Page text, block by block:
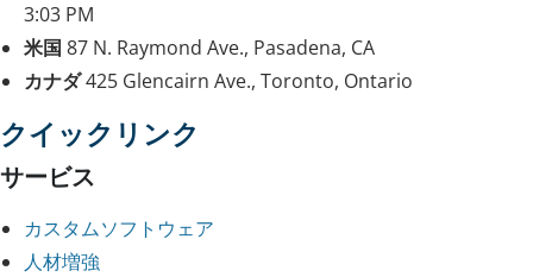
3:03 PM
米国 87 N. Raymond Ave., Pasadena, CA
カナダ425 Glencairn Ave., Toronto, Ontario
クイックリンク
サービス
カスタムソフトウェア
人材増強